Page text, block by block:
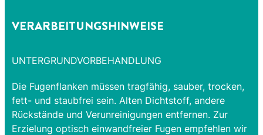
VERARBEITUNGSHINWEISE
UNTERGRUNDVORBEHANDLUNG
Die Fugenflanken müssen tragfähig, sauber, trocken,
fett- und staubfrei sein. Alten Dichtstoff, andere
Rückstände und Verunreinigungen entfernen. Zur
Erzielung optisch einwandfreier Fugen empfehlen wir